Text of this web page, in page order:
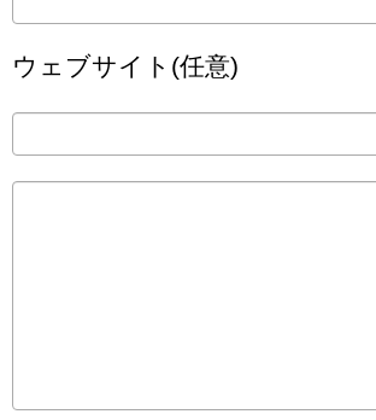
ウェブサイト(任意)